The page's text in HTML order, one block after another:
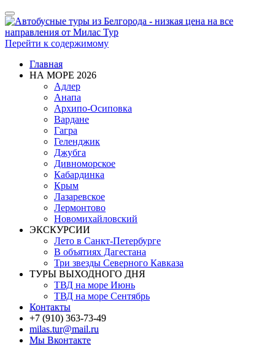
Показать/
Скрыть
навигацию
Перейти к содержимому
Главная
НА МОРЕ 2026
Адлер
Анапа
Архипо-Осиповка
Вардане
Гагра
Геленджик
Джубга
Дивноморское
Кабардинка
Крым
Лазаревское
Лермонтово
Новомихайловский
ЭКСКУРСИИ
Лето в Санкт-Петербурге
В объятиях Дагестана
Три звезды Северного Кавказа
ТУРЫ ВЫХОДНОГО ДНЯ
ТВД на море Июнь
ТВД на море Сентябрь
Контакты
+7 (910) 363-73-49
milas.tur@mail.ru
Мы Вконтакте